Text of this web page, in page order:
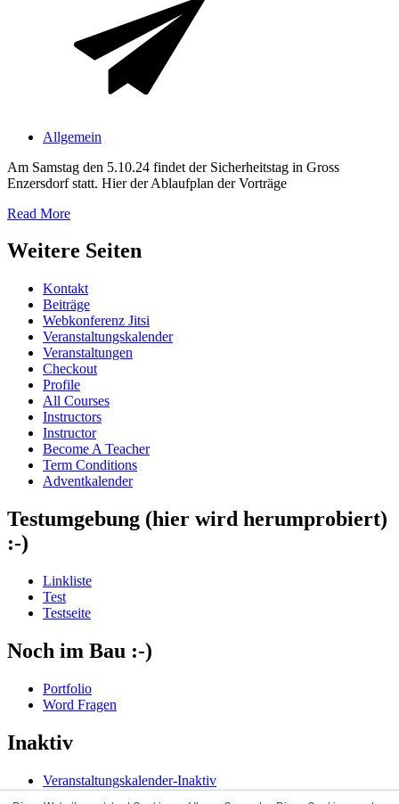
Allgemein
Am Samstag den 5.10.24 findet der Sicherheitstag in Gross
Enzersdorf statt. Hier der Ablaufplan der Vorträge
Read More
Weitere Seiten
Kontakt
Beiträge
Webkonferenz Jitsi
Veranstaltungskalender
Veranstaltungen
Checkout
Profile
All Courses
Instructors
Instructor
Become A Teacher
Term Conditions
Adventkalender
Testumgebung (hier wird herumprobiert)
:-)
Linkliste
Test
Testseite
Noch im Bau :-)
Portfolio
Word Fragen
Inaktiv
Veranstaltungskalender-Inaktiv